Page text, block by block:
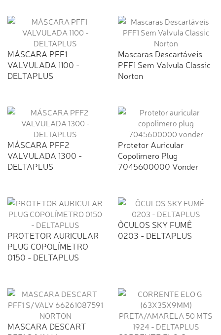
MÁSCARA PFF1
VALVULADA 1100 -
DELTAPLUS
Mascaras Descartáveis
PFF1 Sem Valvula Classic
Norton
MÁSCARA PFF2
VALVULADA 1300 -
DELTAPLUS
Protetor Auricular
Copolimero Plug
7045600000 Vonder
PROTETOR AURICULAR
PLUG COPOLÍMETRO
0150 - DELTAPLUS
ÔCULOS SKY FUMÊ
0203 - DELTAPLUS
MASCARA DESCART